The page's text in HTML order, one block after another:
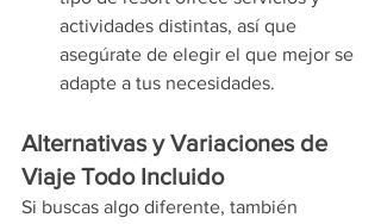
actividades distintas, así que
asegúrate de elegir el que mejor se
adapte a tus necesidades.
Alternativas y Variaciones de
Viaje Todo Incluido
Si buscas algo diferente, también